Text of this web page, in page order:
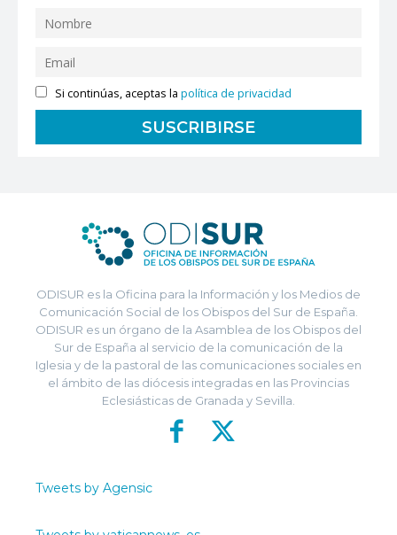
Si continúas, aceptas lapolítica de privacidad
ODISUR es la Oficina para la Información y los Medios de
Comunicación Social de los Obispos del Sur de España.
ODISUR es un órgano de la Asamblea de los Obispos del
Sur de España al servicio de la comunicación de la
Iglesia y de la pastoral de las comunicaciones sociales en
el ámbito de las diócesis integradas en las Provincias
Eclesiásticas de Granada y Sevilla.
Tweets by Agensic